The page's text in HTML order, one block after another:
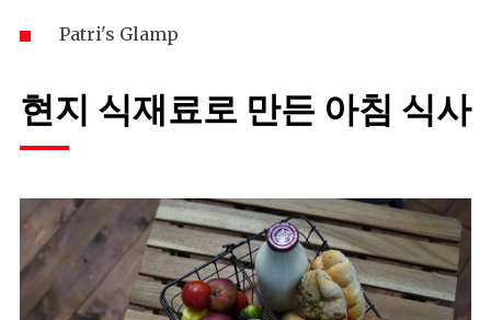
Patri's Glamp
현지 식재료로 만든 아침 식사